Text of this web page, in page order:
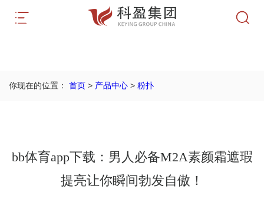
你现在的位置： 首页 > 产品中心 > 粉扑
bb体育app下载：男人必备M2A素颜霜遮瑕
提亮让你瞬间勃发自傲！